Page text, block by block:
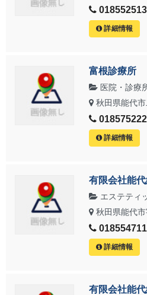
詳細情報
富根診療所
医院・診療
秋田県能代
詳細情報
有限会社能
エステティ
秋田県能代
詳細情報
有限会社能